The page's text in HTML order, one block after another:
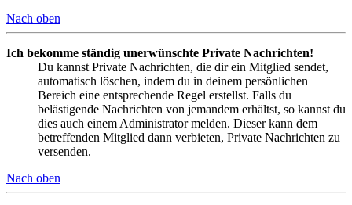
Nach oben
Ich bekomme ständig unerwünschte Private Nachrichten!
Du kannst Private Nachrichten, die dir ein Mitglied sendet,
automatisch löschen, indem du in deinem persönlichen
Bereich eine entsprechende Regel erstellst. Falls du
belästigende Nachrichten von jemandem erhältst, so kannst du
dies auch einem Administrator melden. Dieser kann dem
betreffenden Mitglied dann verbieten, Private Nachrichten zu
versenden.
Nach oben